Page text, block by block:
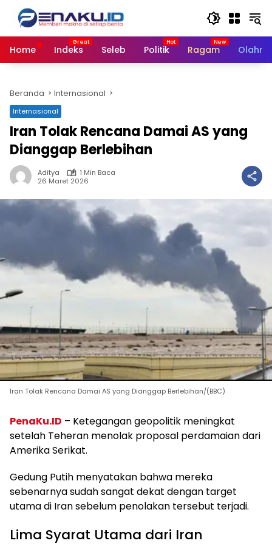
Langsung
konten
Home
Indeks Seleb Politik Ragam
Beranda Internasional
Internasional
Iran Tolak Rencana Damai AS yang
Dianggap Berlebihan
Aditya
1 Min Baca
26 Maret 2026
Iran Tolak Rencana Damai AS yang Dianggap Berlebihan/(BBC)
PenaKu.ID – Ketegangan geopolitik meningkat
setelah Teheran menolak proposal perdamaian dari
Amerika Serikat.
Gedung Putih menyatakan bahwa mereka
sebenarnya sudah sangat dekat dengan target
utama di Iran sebelum penolakan tersebut terjadi.
Lima Syarat Utama dari Iran